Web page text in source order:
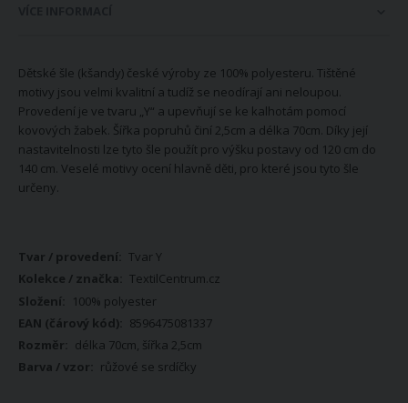
Dětské šle (kšandy) české výroby ze 100% polyesteru. Tištěné
motivy jsou velmi kvalitní a tudíž se neodírají ani neloupou.
Provedení je ve tvaru „Y“ a upevňují se ke kalhotám pomocí
kovových žabek. Šířka popruhů činí 2,5cm a délka 70cm. Díky její
nastavitelnosti lze tyto šle použít pro výšku postavy od 120 cm do
140 cm. Veselé motivy ocení hlavně děti, pro které jsou tyto šle
určeny.
Více
informací
Tvar Y
TextilCentrum.cz
100% polyester
8596475081337
délka 70cm, šířka 2,5cm
růžové se srdíčky